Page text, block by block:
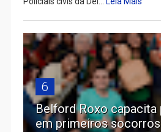
6
Belford Roxo capacita
em primeiros socorros